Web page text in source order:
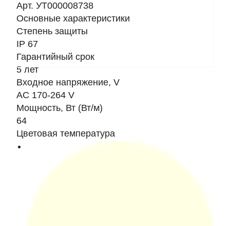
Арт. УТ000008738
Основные характеристики
Степень защиты
IP 67
Гарантийный срок
5 лет
Входное напряжение, V
AC 170-264 V
Мощность, Вт (Вт/м)
64
Цветовая температура